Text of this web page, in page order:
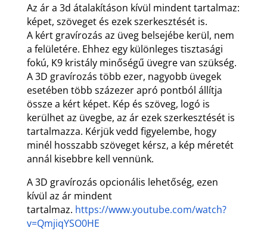
Az ár a 3d átalakításon kívül mindent tartalmaz:
képet, szöveget és ezek szerkesztését is.
A kért gravírozás az üveg belsejébe kerül, nem
a felületére. Ehhez egy különleges tisztasági
fokú, K9 kristály minőségű üvegre van szükség.
A 3D gravírozás több ezer, nagyobb üvegek
esetében több százezer apró pontból állítja
össze a kért képet. Kép és szöveg, logó is
kerülhet az üvegbe, az ár ezek szerkesztését is
tartalmazza. Kérjük vedd figyelembe, hogy
minél hosszabb szöveget kérsz, a kép méretét
annál kisebbre kell vennünk.
A 3D gravírozás opcionális lehetőség, ezen
kívül az ár mindent
tartalmaz. https://www.youtube.com/watch?
v=QmjiqYSO0HE